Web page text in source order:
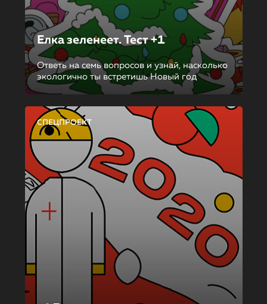
Елка зеленеет. Тест +1
Ответь на семь вопросов и узнай, насколько
экологично ты встретишь Новый год
СПЕЦПРОЕКТ